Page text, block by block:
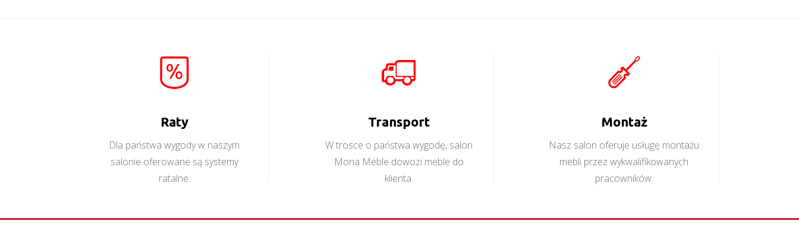
Raty
Dla państwa wygody w naszym
salonie oferowane są systemy
ratalne.
Transport
W trosce o państwa wygodę, salon
Mona Meble dowozi meble do
klienta.
Montaż
Nasz salon oferuje usługę montażu
mebli przez wykwalifikowanych
pracowników.